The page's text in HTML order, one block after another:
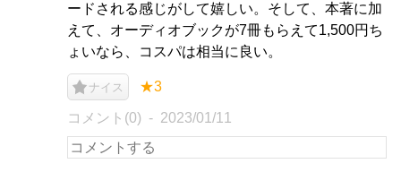
ードされる感じがして嬉しい。そして、本著に加
えて、オーディオブックが7冊もらえて1,500円ち
ょいなら、コスパは相当に良い。
ナイス ★3
コメント(0) 2023/01/11